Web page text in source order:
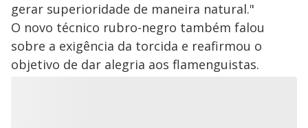
gerar superioridade de maneira natural."
O novo técnico rubro-negro também falou
sobre a exigência da torcida e reafirmou o
objetivo de dar alegria aos flamenguistas.